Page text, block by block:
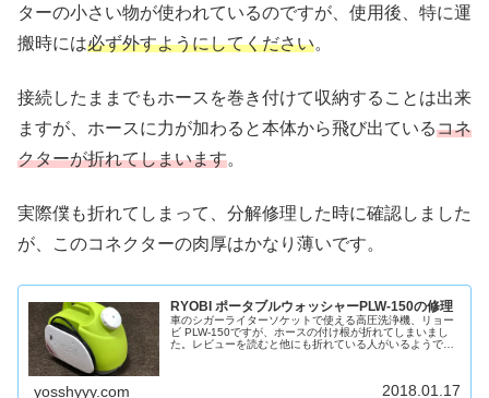
ターの小さい物が使われているのですが、使用後、特に運
搬時には必ず外すようにしてください。
接続したままでもホースを巻き付けて収納することは出来
ますが、ホースに力が加わると本体から飛び出ているコネ
クターが折れてしまいます。
実際僕も折れてしまって、分解修理した時に確認しました
が、このコネクターの肉厚はかなり薄いです。
RYOBI ポータブルウォッシャーPLW-150の修理
車のシガーライターソケットで使える高圧洗浄機、リョー
ビ PLW-150ですが、ホースの付け根が折れてしまいまし
た。レビューを読むと他にも折れている人がいるようで、
yosshyyy.com 2018.01.17